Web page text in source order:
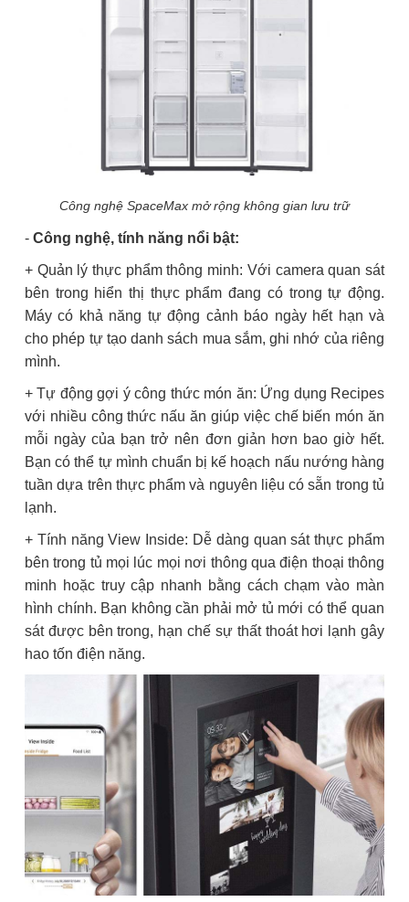
Công nghệ SpaceMax mở rộng không gian lưu trữ
- Công nghệ, tính năng nổi bật:
+ Quản lý thực phẩm thông minh: Với camera quan sát
bên trong hiển thị thực phẩm đang có trong tự động.
Máy có khả năng tự động cảnh báo ngày hết hạn và
cho phép tự tạo danh sách mua sắm, ghi nhớ của riêng
mình.
+ Tự động gợi ý công thức món ăn: Ứng dụng Recipes
với nhiều công thức nấu ăn giúp việc chế biến món ăn
mỗi ngày của bạn trở nên đơn giản hơn bao giờ hết.
Bạn có thể tự mình chuẩn bị kế hoạch nấu nướng hàng
tuần dựa trên thực phẩm và nguyên liệu có sẵn trong tủ
lạnh.
+ Tính năng View Inside: Dễ dàng quan sát thực phẩm
bên trong tủ mọi lúc mọi nơi thông qua điện thoại thông
minh hoặc truy cập nhanh bằng cách chạm vào màn
hình chính. Bạn không cần phải mở tủ mới có thể quan
sát được bên trong, hạn chế sự thất thoát hơi lạnh gây
hao tốn điện năng.